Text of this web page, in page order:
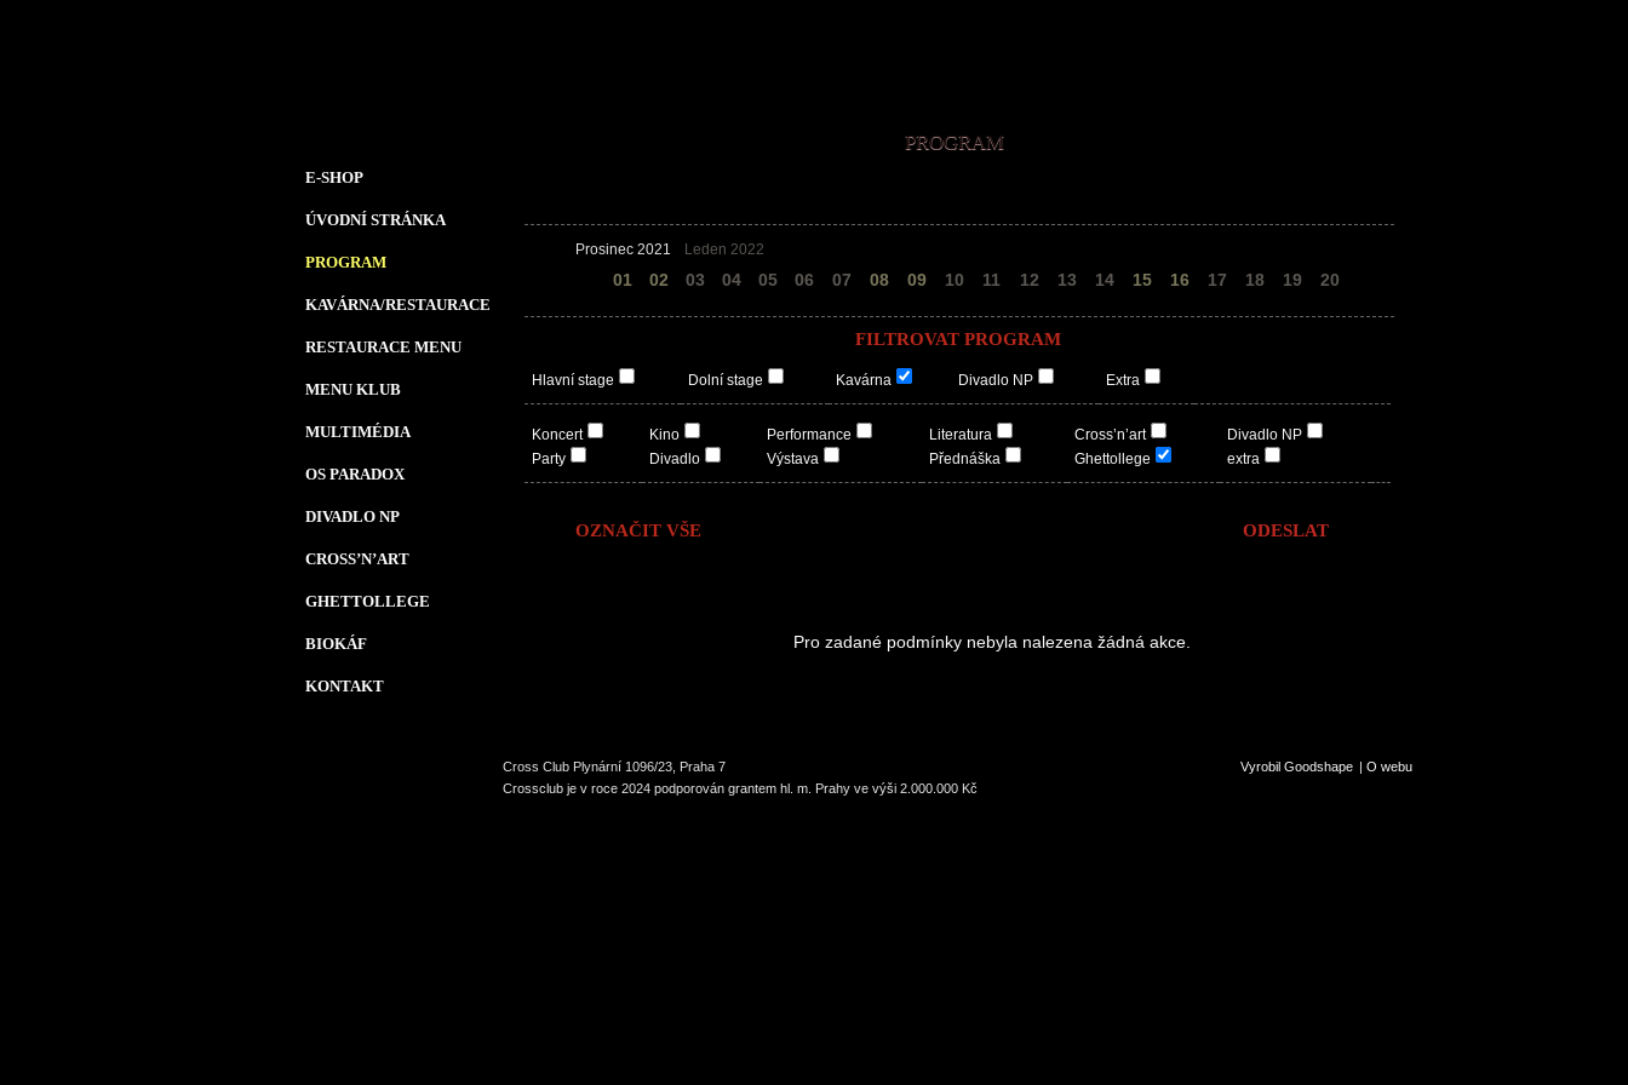
E-SHOP
ÚVODNÍ STRÁNKA
PROGRAM
KAVÁRNA/RESTAURACE
RESTAURACE MENU
MENU KLUB
MULTIMÉDIA
OS PARADOX
DIVADLO NP
CROSS’N’ART
GHETTOLLEGE
BIOKÁF
KONTAKT
PROGRAM
Prosinec 2021
01 02
Leden 2022
03 04 05 06 07 08 09 10 11 12 13 14 15 16 17 18 19 20
FILTROVAT PROGRAM
Hlavní stage Dolní stage Kavárna Divadlo NP Extra
Koncert
Party
Kino
Divadlo
Performance
Výstava
Literatura
Přednáška
Cross’n’art
Ghettollege
Divadlo NP
extra
OZNAČIT VŠE
Pro zadané podmínky nebyla nalezena žádná akce.
Cross Club Plynární 1096/23, Praha 7 Vyrobil Goodshape | O webu
Crossclub je v roce 2024 podporován grantem hl. m. Prahy ve výši 2.000.000 Kč